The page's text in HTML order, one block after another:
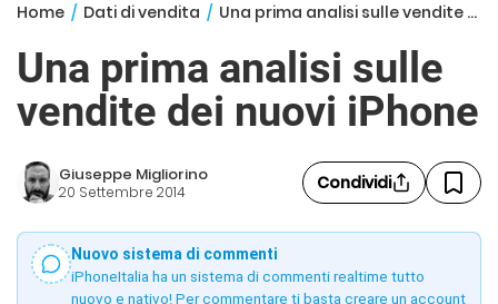
Home / Dati di vendita / Una prima analisi sulle vendite dei nuovi iPhone
Una prima analisi sulle
vendite dei nuovi iPhone
Giuseppe Migliorino
20 Settembre 2014 Condividi
Nuovo sistema di commenti
iPhoneItalia ha un sistema di commenti realtime tutto
nuovo e nativo! Per commentare ti basta creare un account